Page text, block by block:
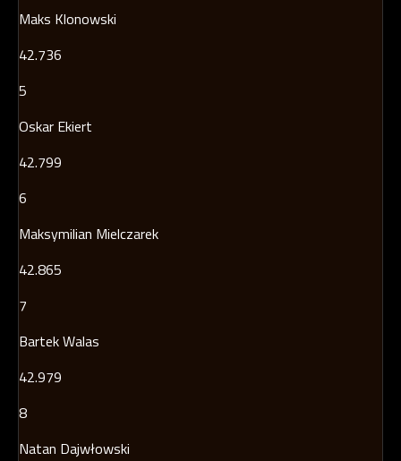
Maks Klonowski
42.736
5
Oskar Ekiert
42.799
6
Maksymilian Mielczarek
42.865
7
Bartek Walas
42.979
8
Natan Dajwłowski